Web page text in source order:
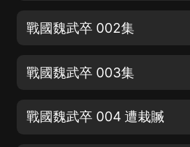
戰國魏武卒 002集
戰國魏武卒 003集
戰國魏武卒 004 遭栽贓